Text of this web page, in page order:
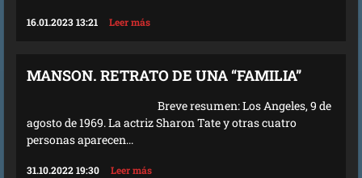
16.01.2023 13:21 Leer más
MANSON. RETRATO DE UNA “FAMILIA”
Breve resumen: Los Angeles, 9 de
agosto de 1969. La actriz Sharon Tate y otras cuatro
personas aparecen...
31.10.2022 19:30 Leer más